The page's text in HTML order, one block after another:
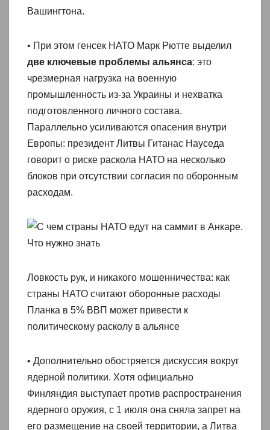
Вашингтона.
• При этом генсек НАТО Марк Рютте выделил
две ключевые проблемы альянса: это
чрезмерная нагрузка на военную
промышленность из-за Украины и нехватка
подготовленного личного состава.
Параллельно усиливаются опасения внутри
Европы: президент Литвы Гитанас Науседа
говорит о риске раскола НАТО на несколько
блоков при отсутствии согласия по оборонным
расходам.
Ловкость рук, и никакого мошенничества: как
страны НАТО считают оборонные расходы
Планка в 5% ВВП может привести к
политическому расколу в альянсе
• Дополнительно обостряется дискуссия вокруг
ядерной политики. Хотя официально
Финляндия выступает против распространения
ядерного оружия, с 1 июля она сняла запрет на
его размещение на своей территории, а Литва